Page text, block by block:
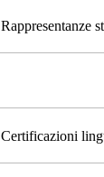
Rappresentanze
Certificazioni